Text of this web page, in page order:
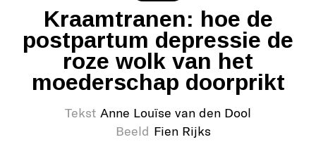
Kraamtranen: hoe de
postpartum depressie de
roze wolk van het
moederschap doorprikt
Tekst Anne Louïse van den Dool
Beeld Fien Rijks